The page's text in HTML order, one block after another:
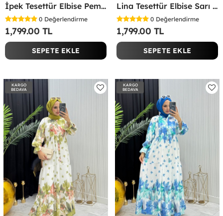
İpek Tesettür Elbise Pembe Pembe
0 Değerlendirme
1,799.00 TL
SEPETE EKLE
Lina Tesettür Elbise Sarı Sarı
0 Değerlendirme
1,799.00 TL
SEPETE EKLE
KARGO
BEDAVA
KARGO
BEDAVA